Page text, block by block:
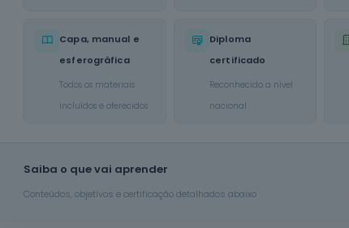
Capa, manual e
esferográfica
Todos os materiais
incluídos e oferecidos
Diploma
certificado
Reconhecido a nível
nacional
Saiba o que vai aprender
Conteúdos, objetivos e certificação detalhados abaixo